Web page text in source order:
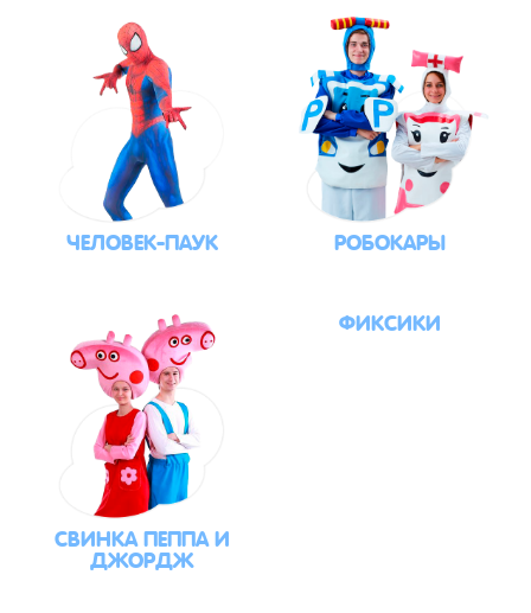
ЧЕЛОВЕК-ПАУК РОБОКАРЫ
СВИНКА ПЕППА И
ДЖОРДЖ
ФИКСИКИ